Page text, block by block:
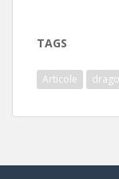
TAGS
Articole